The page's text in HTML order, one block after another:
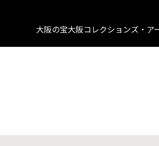
大阪の宝大阪コレクションズ・ア